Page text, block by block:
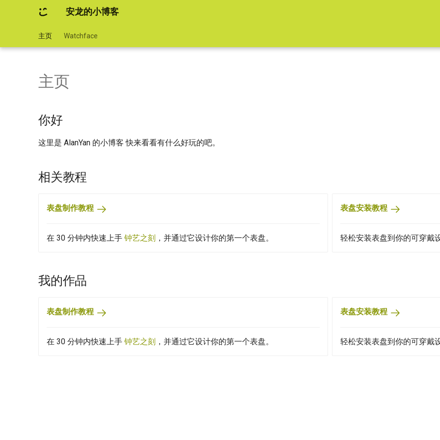
安龙的小博客
主页 Watchface
主页
你好
这里是 AlanYan 的小博客 快来看看有什么好玩的吧。
相关教程
表盘制作教程
在 30 分钟内快速上手 钟艺之刻 ，并通过它设计你的第一个表盘。
表盘安装教程
轻松安装表盘到你的可穿戴
我的作品
表盘制作教程
在 30 分钟内快速上手 钟艺之刻 ，并通过它设计你的第一个表盘。
表盘安装教程
轻松安装表盘到你的可穿戴